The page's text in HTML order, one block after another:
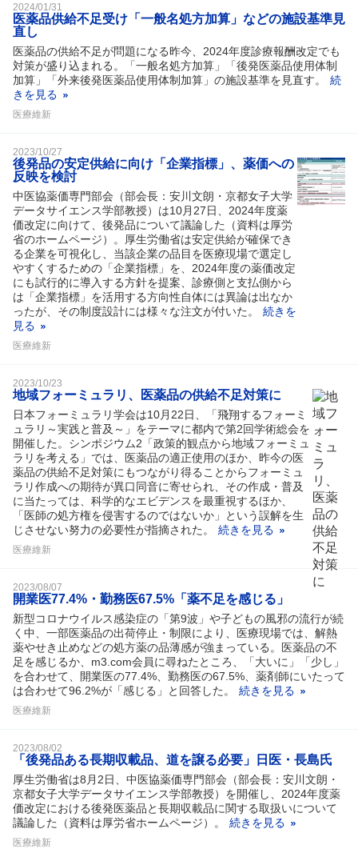
2024/01/31
医薬品供給不足受け「一般名処方加算」などの施設基準見
直し
医薬品の供給不足が問題になる昨今、2024年度診療報酬改定でも
対策が盛り込まれる。「一般名処方加算」「後発医薬品使用体制
加算」「外来後発医薬品使用体制加算」の施設基準を見直す。
続
きを見る
医療維新
2023/10/27
後発品の安定供給に向け「企業指標」、薬価への
反映を検討
中医協薬価専門部会（部会長：安川文朗・京都女子大学
データサイエンス学部教授）は10月27日、2024年度薬
価改定に向けて、後発品について議論した（資料は厚労
省のホームページ）。厚生労働省は安定供給が確保でき
る企業を可視化し、当該企業の品目を医療現場で選定し
やすくするための「企業指標」を、2024年度の薬価改定
にも試行的に導入する方針を提案、診療側と支払側から
は「企業指標」を活用する方向性自体には異論は出なか
ったが、その制度設計には様々な注文が付いた。
続きを
見る
医療維新
2023/10/23
地域フォーミュラリ、医薬品の供給不足対策に
日本フォーミュラリ学会は10月22日、「飛翔するフォーミ
ュラリ～実践と普及～」をテーマに都内で第2回学術総会を
開催した。シンポジウム2「政策的観点から地域フォーミュ
ラリを考える」では、医薬品の適正使用のほか、昨今の医
薬品の供給不足対策にもつながり得ることからフォーミュ
ラリ作成への期待が異口同音に寄せられ、その作成・普及
に当たっては、科学的なエビデンスを最重視するほか、
「医師の処方権を侵害するのではないか」という誤解を生
じさせない努力の必要性が指摘された。
続きを見る
医療維新
2023/08/07
開業医77.4%・勤務医67.5%「薬不足を感じる」
新型コロナウイルス感染症の「第9波」や子どもの風邪の流行が続
く中、一部医薬品の出荷停止・制限により、医療現場では、解熱
薬やせき止めなどの処方薬の品薄感が強まっている。医薬品の不
足を感じるか、m3.com会員に尋ねたところ、「大いに」「少し」
を合わせて、開業医の77.4%、勤務医の67.5%、薬剤師にいたって
は合わせて96.2%が「感じる」と回答した。
続きを見る
医療維新
2023/08/02
「後発品ある長期収載品、道を譲る必要」日医・長島氏
厚生労働省は8月2日、中医協薬価専門部会（部会長：安川文朗・
京都女子大学データサイエンス学部教授）を開催し、2024年度薬
価改定における後発医薬品と長期収載品に関する取扱いについて
議論した（資料は厚労省ホームページ）。
続きを見る
医療維新